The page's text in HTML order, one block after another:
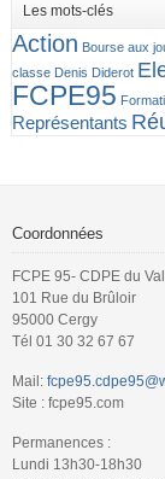
Les mots-clés
Action Bourse aux
classe Denis Diderot
FCPE95
Représentants
Coordonnées
FCPE 95- CDPE du
101 Rue du Brûloir
95000 Cergy
Tél 01 30 32 67 67
Mail:
Site : fcpe95.com
Permanences :
Lundi 13h30-18h30